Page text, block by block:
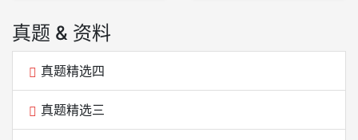
真题 & 资料
真题精选四
真题精选三